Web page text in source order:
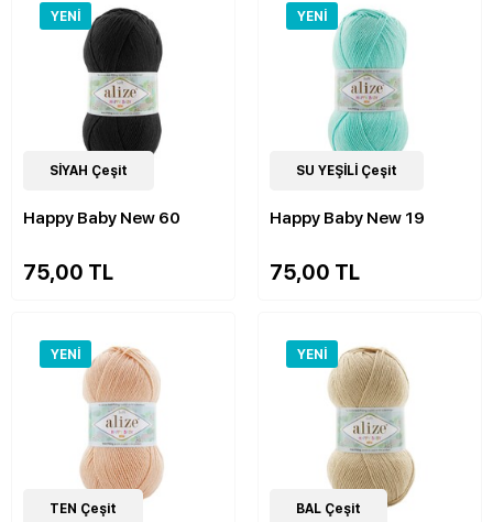
YENI
22Çeşit
SİYAH Çeşit
Happy Baby New 60
75,00 TL
YENI
22 Çeşit
SU YEŞİLİ Çeşit
Happy Baby New 19
75,00 TL
YENI
22Çeşit
TEN Çeşit
YENI
21Çeşit
BAL Çeşit